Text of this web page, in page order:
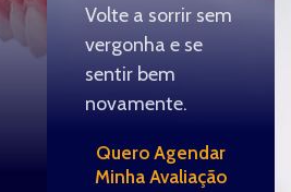
Volte a sorrir sem
vergonha e se
sentir bem
novamente.
Quero Agendar
Minha Avaliação